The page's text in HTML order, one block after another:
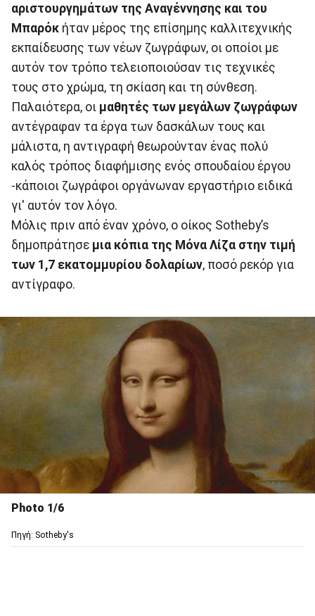
αριστουργημάτων της Αναγέννησης και του
Μπαρόκ ήταν μέρος της επίσημης καλλιτεχνικής
εκπαίδευσης των νέων ζωγράφων, οι οποίοι με
αυτόν τον τρόπο τελειοποιούσαν τις τεχνικές
τους στο χρώμα, τη σκίαση και τη σύνθεση.
Παλαιότερα, οι μαθητές των μεγάλων ζωγράφων
αντέγραφαν τα έργα των δασκάλων τους και
μάλιστα, η αντιγραφή θεωρούνταν ένας πολύ
καλός τρόπος διαφήμισης ενός σπουδαίου έργου
-κάποιοι ζωγράφοι οργάνωναν εργαστήριο ειδικά
γι′ αυτόν τον λόγο.
Μόλις πριν από έναν χρόνο, ο οίκος Sotheby’s
δημοπράτησε μια κόπια της Μόνα Λίζα στην τιμή
των 1,7 εκατομμυρίου δολαρίων, ποσό ρεκόρ για
αντίγραφο.
Photo 1/6
Πηγή: Sotheby's